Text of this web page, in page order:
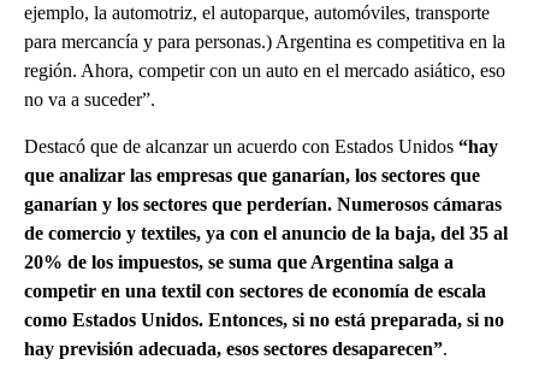
ejemplo, la automotriz, el autoparque, automóviles, transporte
para mercancía y para personas.) Argentina es competitiva en la
región. Ahora, competir con un auto en el mercado asiático, eso
no va a suceder”.
Destacó que de alcanzar un acuerdo con Estados Unidos “hay
que analizar las empresas que ganarían, los sectores que
ganarían y los sectores que perderían. Numerosos cámaras
de comercio y textiles, ya con el anuncio de la baja, del 35 al
20% de los impuestos, se suma que Argentina salga a
competir en una textil con sectores de economía de escala
como Estados Unidos. Entonces, si no está preparada, si no
hay previsión adecuada, esos sectores desaparecen”.